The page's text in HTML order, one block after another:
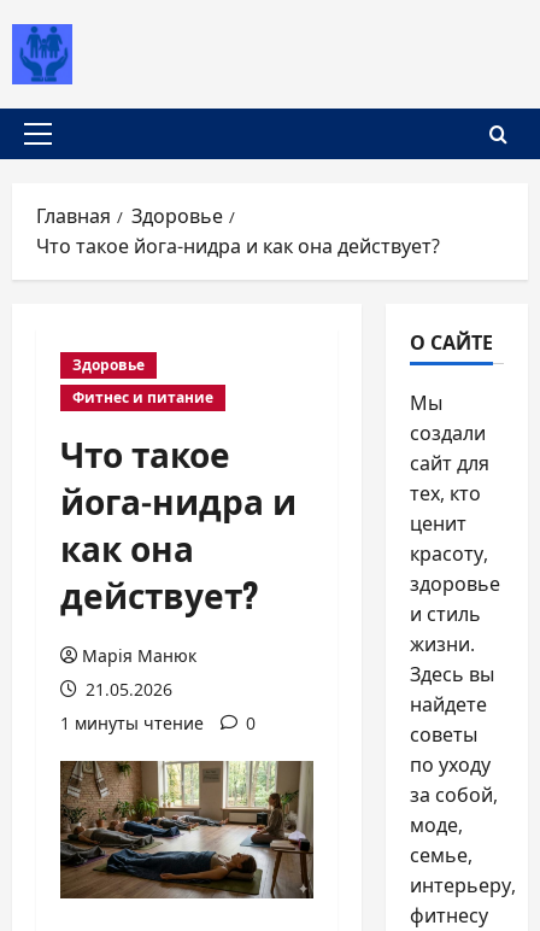
содержимому
Основное
Главная
Здоровье
Что такое йога-нидра и как она действует?
Здоровье
Фитнес и питание
Что такое
йога-нидра и
как она
действует?
Марія Манюк
21.05.2026
1 минуты чтение
0
О САЙТЕ
Мы
создали
сайт для
тех, кто
ценит
красоту,
здоровье
и стиль
жизни.
Здесь вы
найдете
советы
по уходу
за собой,
моде,
семье,
интерьеру,
фитнесу